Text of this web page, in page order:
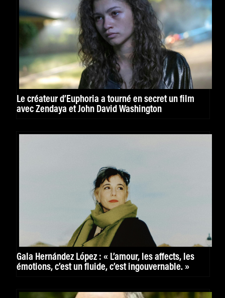
Le créateur d’Euphoria a tourné en secret un film
avec Zendaya et John David Washington
Gala Hernández López : « L’amour, les affects, les
émotions, c’est un fluide, c’est ingouvernable. »